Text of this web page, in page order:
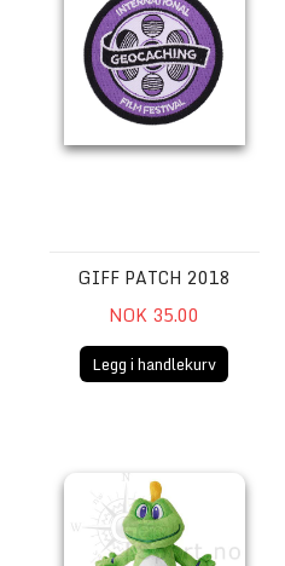
GIFF PATCH 2018
NOK 35.00
Legg i handlekurv